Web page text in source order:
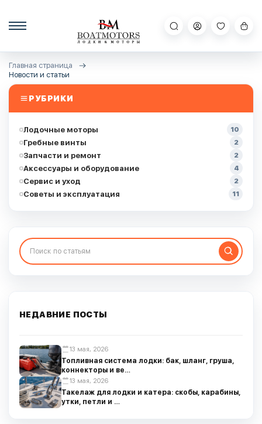
Главная страница
Новости и статьи
РУБРИКИ
Лодочные моторы 10
Гребные винты 2
Запчасти и ремонт 2
Аксессуары и оборудование 4
Сервис и уход 2
Советы и эксплуатация 11
НЕДАВНИЕ ПОСТЫ
13 мая, 2026
Топливная система лодки: бак, шланг, груша,
коннекторы и ве…
13 мая, 2026
Такелаж для лодки и катера: скобы, карабины,
утки, петли и …